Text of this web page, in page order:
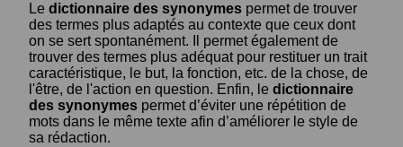
Le dictionnaire des synonymes permet de trouver
des termes plus adaptés au contexte que ceux dont
on se sert spontanément. Il permet également de
trouver des termes plus adéquat pour restituer un trait
caractéristique, le but, la fonction, etc. de la chose, de
l'être, de l'action en question. Enfin, le dictionnaire
des synonymes permet d’éviter une répétition de
mots dans le même texte afin d’améliorer le style de
sa rédaction.